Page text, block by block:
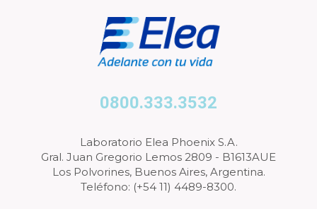
0800.333.3532
Laboratorio Elea Phoenix S.A.
Gral. Juan Gregorio Lemos 2809 - B1613AUE
Los Polvorines, Buenos Aires, Argentina.
Teléfono: (+54 11) 4489-8300.